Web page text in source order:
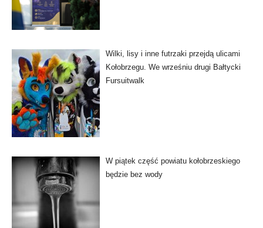
Wilki, lisy i inne futrzaki przejdą ulicami
Kołobrzegu. We wrześniu drugi Bałtycki
Fursuitwalk
W piątek część powiatu kołobrzeskiego
będzie bez wody